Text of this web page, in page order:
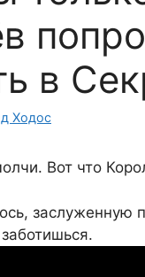
в
Ходос
Вот что
заслуженную